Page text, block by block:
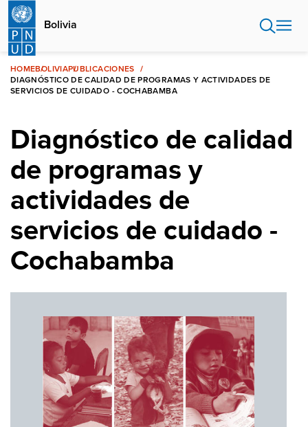
Pasar
contenido
principal
Bolivia
HOMEBOLIVIAPUBLICACIONES
DIAGNÓSTICO DE CALIDAD DE PROGRAMAS Y ACTIVIDADES DE
SERVICIOS DE CUIDADO - COCHABAMBA
Diagnóstico de calidad
de programas y
actividades de
servicios de cuidado -
Cochabamba